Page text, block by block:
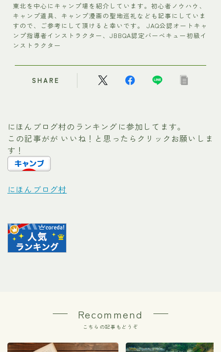
東北を中心にキャンプ場を紹介しています。初心者ノウハウ、
キャンプ道具、キャンプ漫画の聖地巡礼なども記事にしていま
すので、ご参考にして頂けると幸いです。 JAQ公認オートキャ
ンプ指導者インストラクター、JBBQA認定バーベキュー初級イ
ンストラクター
SHARE
にほんブログ村のランキングに参加してます。
この記事がが いいね！と思ったらクリックお願いしま
す！
にほんブログ村
Recommend
こちらの記事もどうぞ